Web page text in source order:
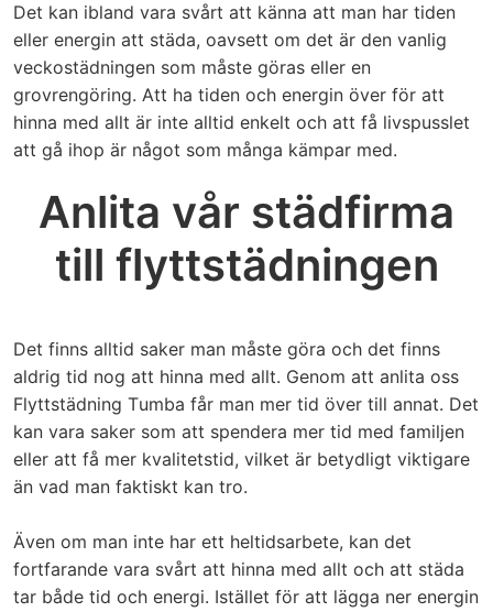
Det kan ibland vara svårt att känna att man har tiden
eller energin att städa, oavsett om det är den vanlig
veckostädningen som måste göras eller en
grovrengöring. Att ha tiden och energin över för att
hinna med allt är inte alltid enkelt och att få livspusslet
att gå ihop är något som många kämpar med.
Anlita vår städfirma
till flyttstädningen
Det finns alltid saker man måste göra och det finns
aldrig tid nog att hinna med allt. Genom att anlita oss
Flyttstädning Tumba får man mer tid över till annat. Det
kan vara saker som att spendera mer tid med familjen
eller att få mer kvalitetstid, vilket är betydligt viktigare
än vad man faktiskt kan tro.
Även om man inte har ett heltidsarbete, kan det
fortfarande vara svårt att hinna med allt och att städa
tar både tid och energi. Istället för att lägga ner energin